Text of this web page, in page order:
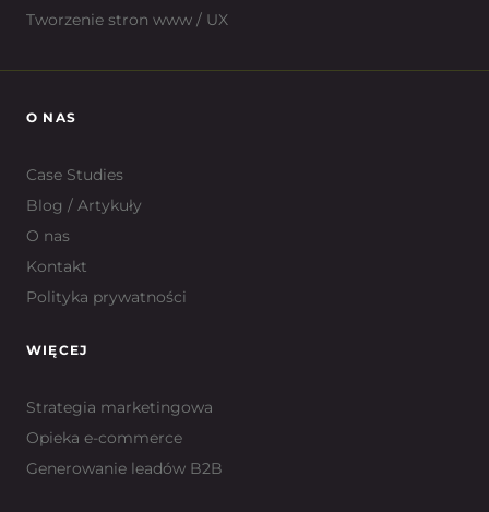
Tworzenie stron www / UX
O NAS
Case Studies
Blog / Artykuły
O nas
Kontakt
Polityka prywatności
WIĘCEJ
Strategia marketingowa
Opieka e-commerce
Generowanie leadów B2B